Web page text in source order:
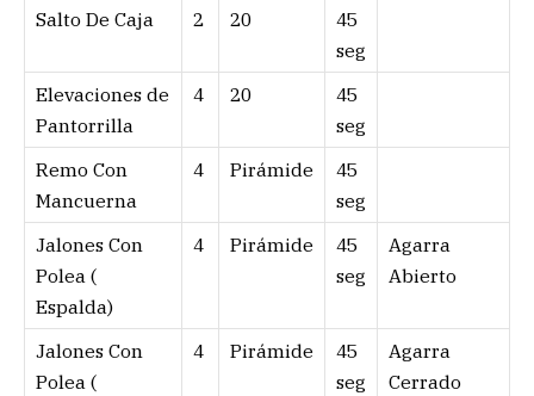
Salto De Caja 2 20
45
seg
Elevaciones de
Pantorrilla
4 20
45
seg
Remo Con
Mancuerna
4 Pirámide
45
seg
Jalones Con
Polea (
Espalda)
4 Pirámide
45
seg
Agarra
Abierto
Jalones Con
Polea (
4 Pirámide
45
seg
Agarra
Cerrado